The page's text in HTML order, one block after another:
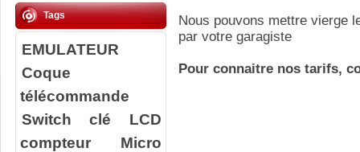
Tags
EMULATEUR
Coque
télécommande
Switch clé
LCD
compteur
Micro
Nous pouvons mettre vierge
par votre garagiste
Pour connaitre nos tarifs,